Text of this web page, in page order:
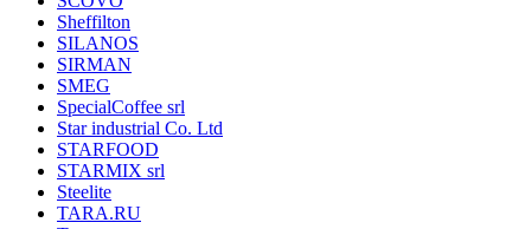
Sheffilton
SILANOS
SIRMAN
SMEG
SpecialCoffee srl
Star industrial Co. Ltd
STARFOOD
STARMIX srl
Steelite
TARA.RU